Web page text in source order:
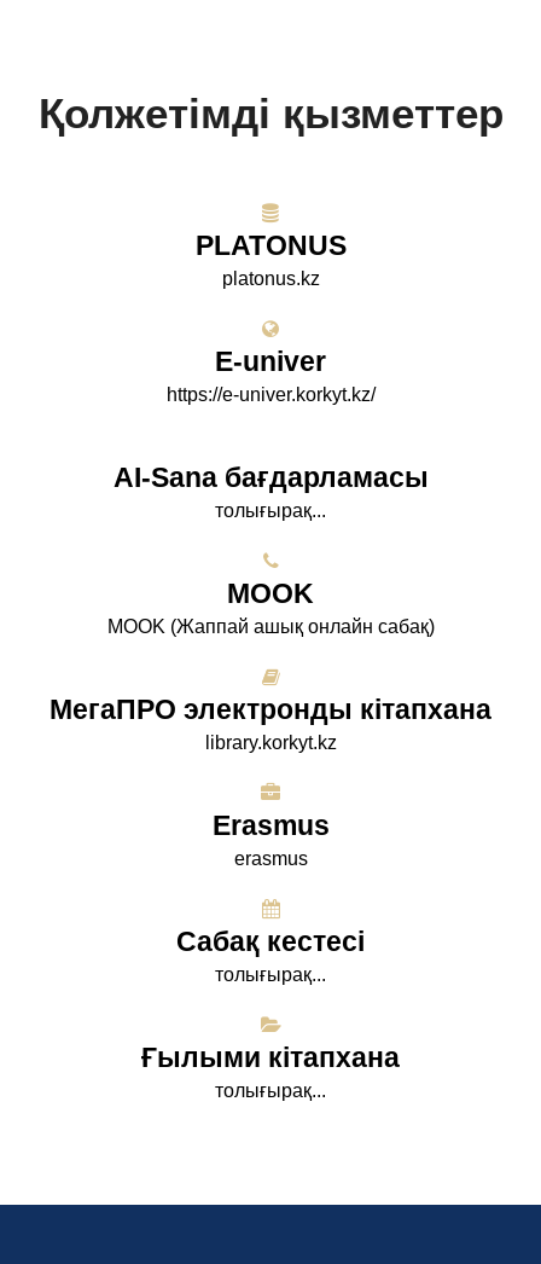
Қолжетімді қызметтер
PLATONUS
platonus.kz
E-univer
https://e-univer.korkyt.kz/
AI-Sana бағдарламасы
толығырақ...
МООK
МООK (Жаппай ашық онлайн сабақ)
МегаПРО электронды кітапхана
library.korkyt.kz
Erasmus
erasmus
Сабақ кестесі
толығырақ...
Ғылыми кітапхана
толығырақ...